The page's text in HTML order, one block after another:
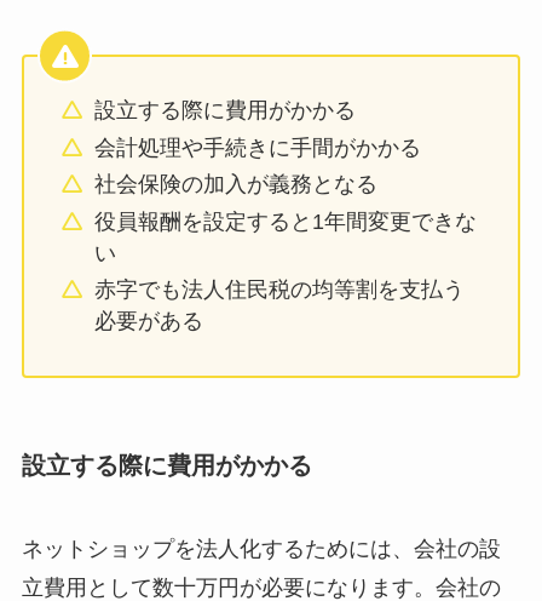
設立する際に費用がかかる
会計処理や手続きに手間がかかる
社会保険の加入が義務となる
役員報酬を設定すると1年間変更できな
い
赤字でも法人住民税の均等割を支払う
必要がある
設立する際に費用がかかる
ネットショップを法人化するためには、会社の設
立費用として数十万円が必要になります。会社の